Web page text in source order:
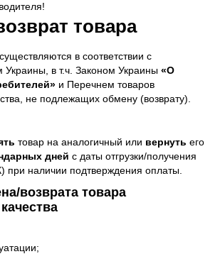
товара
в соответствии с
Украины, в т.ч. Законом Украины «О
и Перечнем товаров
не подлежащих обмену (возврату).
товар на аналогичный или вернуть его
дней с даты отгрузки/получения
при наличии подтверждения оплаты.
возврата товара